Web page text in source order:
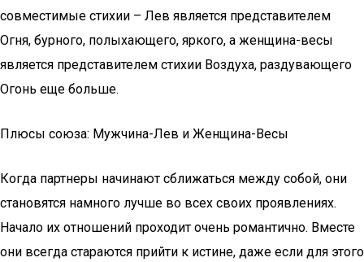
совместимые стихии – Лев является представителем
Огня, бурного, полыхающего, яркого, а женщина-весы
является представителем стихии Воздуха, раздувающего
Огонь еще больше.
Плюcы coюзa: Mужчинa-Лeв и Жeнщинa-Весы
Когда партнеры начинают сближаться между собой, они
становятся намного лучше во всех своих проявлениях.
Начало их отношений проходит очень романтично. Вместе
они всегда стараются прийти к истине, даже если для этого